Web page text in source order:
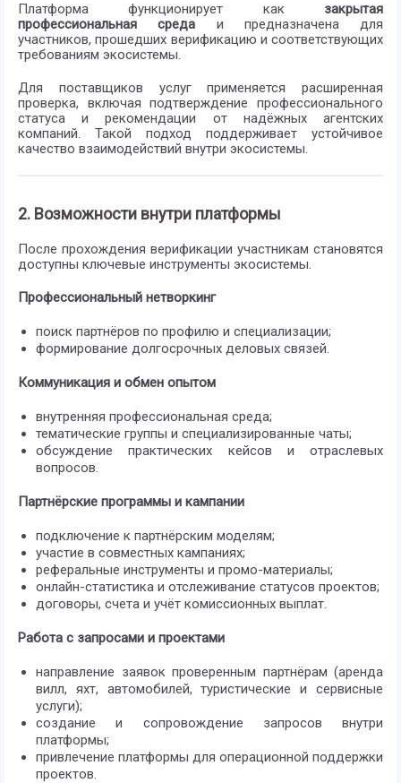
Платформа функционирует как закрытая
профессиональная среда и предназначена для
участников, прошедших верификацию и соответствующих
требованиям экосистемы.
Для поставщиков услуг применяется расширенная
проверка, включая подтверждение профессионального
статуса и рекомендации от надёжных агентских
компаний. Такой подход поддерживает устойчивое
качество взаимодействий внутри экосистемы.
2. Возможности внутри платформы
После прохождения верификации участникам становятся
доступны ключевые инструменты экосистемы.
Профессиональный нетворкинг
поиск партнёров по профилю и специализации;
формирование долгосрочных деловых связей.
Коммуникация и обмен опытом
внутренняя профессиональная среда;
тематические группы и специализированные чаты;
обсуждение практических кейсов и отраслевых
вопросов.
Партнёрские программы и кампании
подключение к партнёрским моделям;
участие в совместных кампаниях;
реферальные инструменты и промо-материалы;
онлайн-статистика и отслеживание статусов проектов;
договоры, счета и учёт комиссионных выплат.
Работа с запросами и проектами
направление заявок проверенным партнёрам (аренда
вилл, яхт, автомобилей, туристические и сервисные
услуги);
создание и сопровождение запросов внутри
платформы;
привлечение платформы для операционной поддержки
проектов.